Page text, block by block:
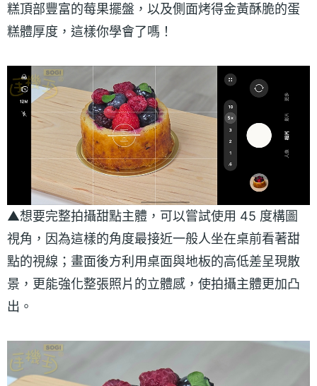
糕頂部豐富的莓果擺盤，以及側面烤得金黃酥脆的蛋
糕體厚度，這樣你學會了嗎！
▲想要完整拍攝甜點主體，可以嘗試使用 45 度構圖
視角，因為這樣的角度最接近一般人坐在桌前看著甜
點的視線；畫面後方利用桌面與地板的高低差呈現散
景，更能強化整張照片的立體感，使拍攝主體更加凸
出。